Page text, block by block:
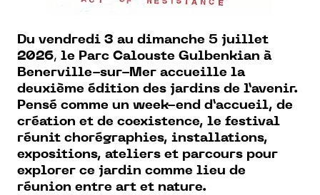
Du vendredi 3 au dimanche 5 juillet
2026, le Parc Calouste Gulbenkian à
Benerville-sur-Mer accueille la
deuxième édition des jardins de l’avenir.
Pensé comme un week-end d’accueil, de
création et de coexistence, le festival
réunit chorégraphies, installations,
expositions, ateliers et parcours pour
explorer ce jardin comme lieu de
réunion entre art et nature.